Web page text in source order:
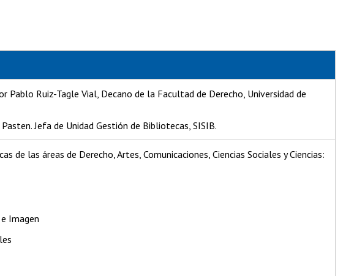
Pablo Ruiz-Tagle Vial, Decano de la Facultad de Derecho, Universidad de
Jefa de Unidad Gestión de Bibliotecas, SISIB.
de las áreas de Derecho, Artes, Comunicaciones, Ciencias Sociales y Ciencias:
Imagen